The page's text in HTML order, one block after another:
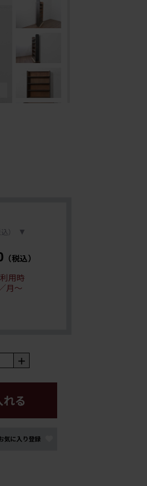
） ▼
（税込）
用時
月～
＋
る
気に入り登録